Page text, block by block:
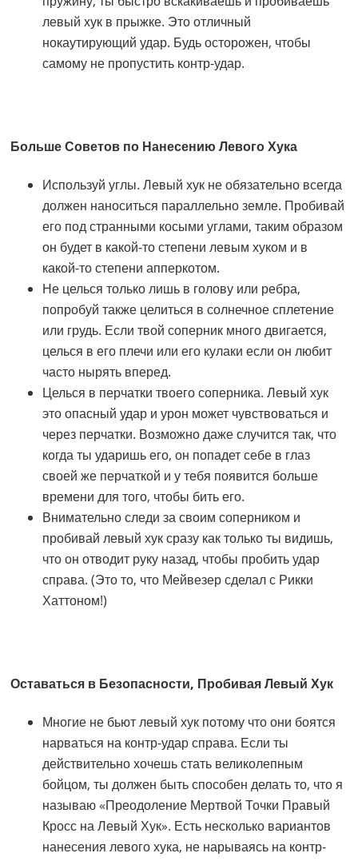
левый хук в прыжке. Это отличный
нокаутирующий удар. Будь осторожен, чтобы
самому не пропустить контр-удар.
Больше Советов по Нанесению Левого Хука
Используй углы. Левый хук не обязательно всегда
должен наноситься параллельно земле. Пробивай
его под странными косыми углами, таким образом
он будет в какой-то степени левым хуком и в
какой-то степени апперкотом.
Не целься только лишь в голову или ребра,
попробуй также целиться в солнечное сплетение
или грудь. Если твой соперник много двигается,
целься в его плечи или его кулаки если он любит
часто нырять вперед.
Целься в перчатки твоего соперника. Левый хук
это опасный удар и урон может чувствоваться и
через перчатки. Возможно даже случится так, что
когда ты ударишь его, он попадет себе в глаз
своей же перчаткой и у тебя появится больше
времени для того, чтобы бить его.
Внимательно следи за своим соперником и
пробивай левый хук сразу как только ты видишь,
что он отводит руку назад, чтобы пробить удар
справа. (Это то, что Мейвезер сделал с Рикки
Хаттоном!)
Оставаться в Безопасности, Пробивая Левый Хук
Многие не бьют левый хук потому что они боятся
нарваться на контр-удар справа. Если ты
действительно хочешь стать великолепным
бойцом, ты должен быть способен делать то, что я
называю «Преодоление Мертвой Точки Правый
Кросс на Левый Хук». Есть несколько вариантов
нанесения левого хука, не нарываясь на контр-